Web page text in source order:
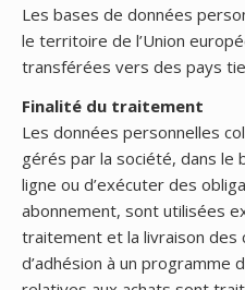
Les bases de données
le territoire de l’Union
transférées vers des pays
Finalité du traitement
Les données personnelles
gérés par la société, dans le
ligne ou d’exécuter des
abonnement, sont utilisées
traitement et la livraison des
d’adhésion à un programme